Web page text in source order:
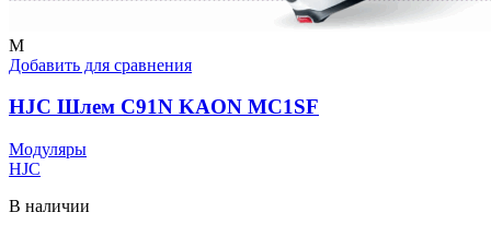
M
Добавить для сравнения
HJC Шлем C91N KAON MC1SF
Модуляры
HJC
В наличии